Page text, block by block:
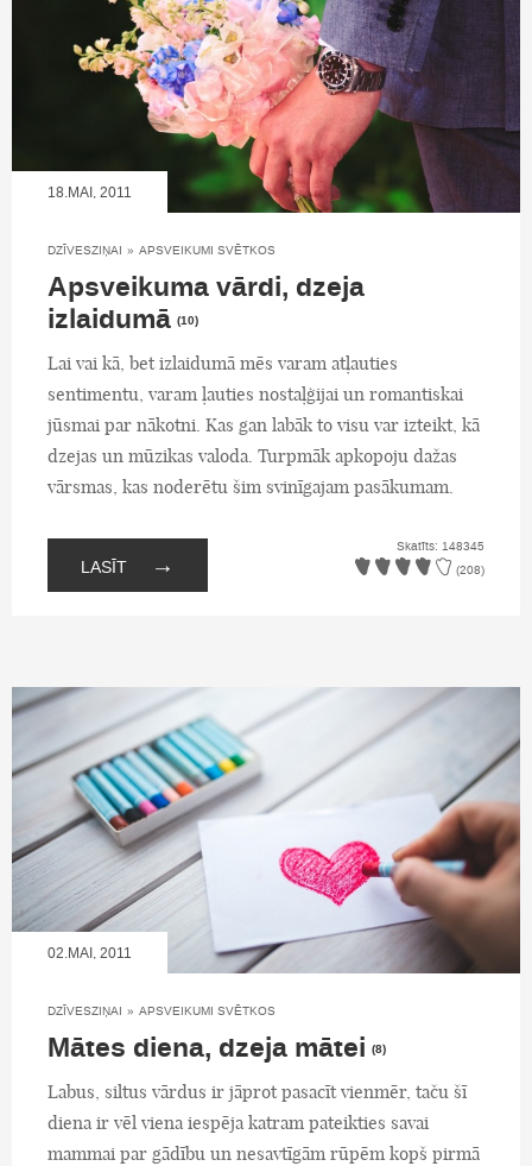
18.MAI, 2011
DZĪVESZIŅAI » APSVEIKUMI SVĒTKOS
Apsveikuma vārdi, dzeja
izlaidumā (10)
Lai vai kā, bet izlaidumā mēs varam atļauties
sentimentu, varam ļauties nostaļģijai un romantiskai
jūsmai par nākotni. Kas gan labāk to visu var izteikt, kā
dzejas un mūzikas valoda. Turpmāk apkopoju dažas
vārsmas, kas noderētu šim svinīgajam pasākumam.
LASĪT →
Skatīts: 148345
(208)
02.MAI, 2011
DZĪVESZIŅAI » APSVEIKUMI SVĒTKOS
Mātes diena, dzeja mātei (8)
Labus, siltus vārdus ir jāprot pasacīt vienmēr, taču šī
diena ir vēl viena iespēja katram pateikties savai
mammai par gādību un nesavtīgām rūpēm kopš pirmā